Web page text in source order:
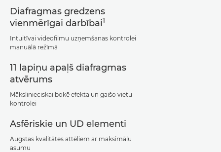
Diafragmas gredzens
vienmērīgai darbībai1
Intuitīvai videofilmu uzņemšanas kontrolei
manuālā režīmā
11 lapiņu apaļš diafragmas
atvērums
Mākslinieciskai bokē efekta un gaišo vietu
kontrolei
Asfēriskie un UD elementi
Augstas kvalitātes attēliem ar maksimālu
asumu